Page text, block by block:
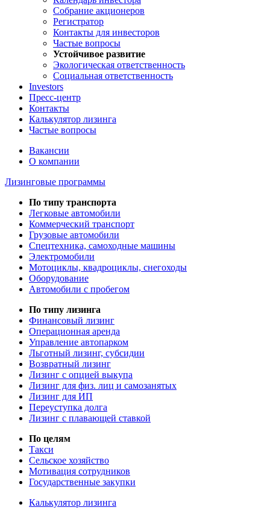
Собрание акционеров
Регистратор
Контакты для инвесторов
Частые вопросы
Устойчивое развитие
Экологическая ответственность
Социальная ответственность
Investors
Пресс-центр
Контакты
Калькулятор лизинга
Частые вопросы
Вакансии
О компании
Лизинговые программы
По типу транспорта
Легковые автомобили
Коммерческий транспорт
Грузовые автомобили
Спецтехника, самоходные машины
Электромобили
Мотоциклы, квадроциклы, снегоходы
Оборудование
Автомобили с пробегом
По типу лизинга
Финансовый лизинг
Операционная аренда
Управление автопарком
Льготный лизинг, субсидии
Возвратный лизинг
Лизинг с опцией выкупа
Лизинг для физ. лиц и самозанятых
Лизинг для ИП
Переуступка долга
Лизинг с плавающей ставкой
По целям
Такси
Сельское хозяйство
Мотивация сотрудников
Государственные закупки
Калькулятор лизинга